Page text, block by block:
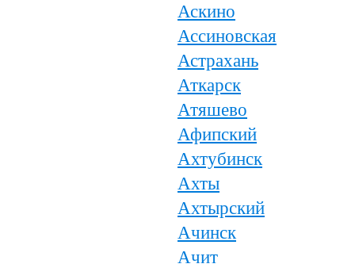
Аскино
Ассиновская
Астрахань
Аткарск
Атяшево
Афипский
Ахтубинск
Ахты
Ахтырский
Ачинск
Ачит